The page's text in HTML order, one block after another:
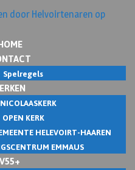
Spelregels
OPEN KERK
HELEVOIRT-HAAREN
EMMAUS
V55+